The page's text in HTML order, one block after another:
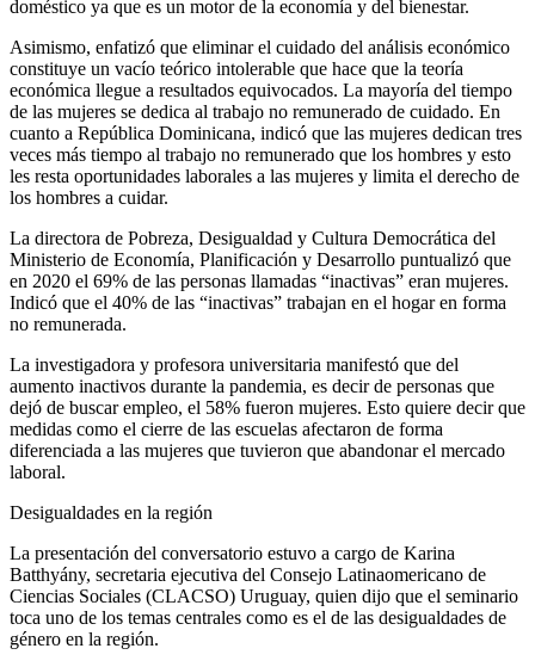
doméstico ya que es un motor de la economía y del bienestar.
Asimismo, enfatizó que eliminar el cuidado del análisis económico
constituye un vacío teórico intolerable que hace que la teoría
económica llegue a resultados equivocados. La mayoría del tiempo
de las mujeres se dedica al trabajo no remunerado de cuidado. En
cuanto a República Dominicana, indicó que las mujeres dedican tres
veces más tiempo al trabajo no remunerado que los hombres y esto
les resta oportunidades laborales a las mujeres y limita el derecho de
los hombres a cuidar.
La directora de Pobreza, Desigualdad y Cultura Democrática del
Ministerio de Economía, Planificación y Desarrollo puntualizó que
en 2020 el 69% de las personas llamadas “inactivas” eran mujeres.
Indicó que el 40% de las “inactivas” trabajan en el hogar en forma
no remunerada.
La investigadora y profesora universitaria manifestó que del
aumento inactivos durante la pandemia, es decir de personas que
dejó de buscar empleo, el 58% fueron mujeres. Esto quiere decir que
medidas como el cierre de las escuelas afectaron de forma
diferenciada a las mujeres que tuvieron que abandonar el mercado
laboral.
Desigualdades en la región
La presentación del conversatorio estuvo a cargo de Karina
Batthyány, secretaria ejecutiva del Consejo Latinaomericano de
Ciencias Sociales (CLACSO) Uruguay, quien dijo que el seminario
toca uno de los temas centrales como es el de las desigualdades de
género en la región.